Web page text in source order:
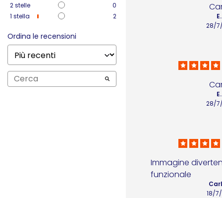
2stelle
0
1 stella 2
Ordina le recensioni
28/
28/
Immagine
funzionale
18/